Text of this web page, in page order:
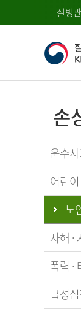
질병
손
운수
어린
노
자해 ·
폭력 ·
급성